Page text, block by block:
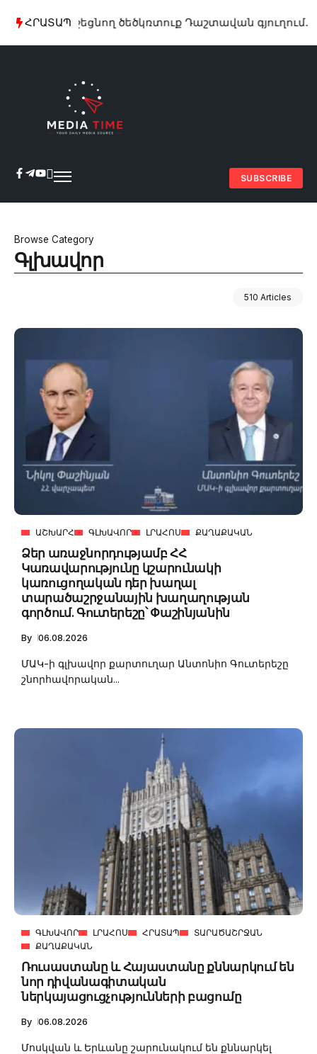
ՀՐԱՏԱՊ
հիշեցնող ծեծկռտուք Դաշտավան գյուղում. կա
SUBSCRIBE
Browse Category
Գլխավոր
510 Articles
ԱՇԽԱՐՀ ԳԼԽԱՎՈՐ ԼՐԱՀՈՍ ՔԱՂԱՔԱԿԱՆ
Ձեր առաջնորդությամբ ՀՀ
Կառավարությունը կշարունակի
կառուցողական դեր խաղալ
տարածաշրջանային խաղաղության
գործում. Գուտերեշը՝ Փաշինյանին
By 06.08.2026
ՄԱԿ-ի գլխավոր քարտուղար Անտոնիո Գուտերեշը
շնորհավորական...
ԳԼԽԱՎՈՐ ԼՐԱՀՈՍ ՀՐԱՏԱՊ
ՏԱՐԱԾԱՇՐՋԱՆ
ՔԱՂԱՔԱԿԱՆ
Ռուսաստանը և Հայաստանը քննարկում են
նոր դիվանագիտական
ներկայացուցչությունների բացումը
By 06.08.2026
Մոսկվան և Երևանը շարունակում են քննարկել